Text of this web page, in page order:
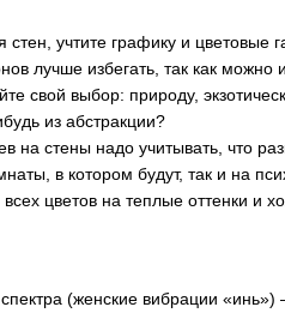
учтите графику и цветовые
лучше избегать, так как можно
свой выбор: природу,
из абстракции?
на стены надо учитывать, что
в котором будут, так и на
цветов на теплые оттенки и
(женские вибрации «инь»)